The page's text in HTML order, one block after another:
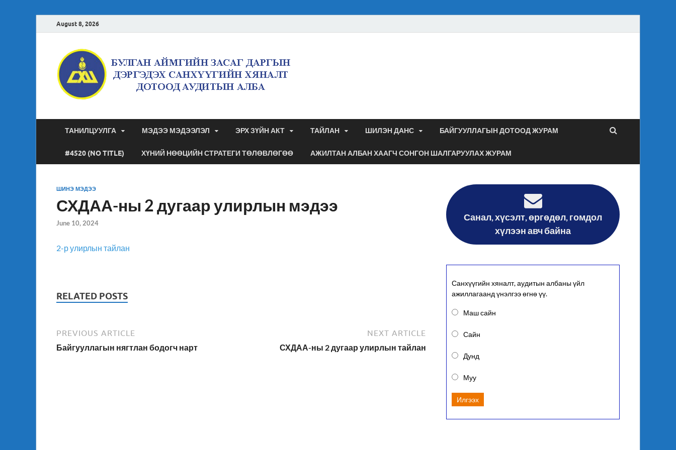
August 8, 2026
аудитын алба
ТАНИЛЦУУЛГА МЭДЭЭ МЭДЭЭЛЭЛ ЭРХ ЗҮЙН АКТ ТАЙЛАН ШИЛЭН ДАНС БАЙГУУЛЛАГЫН ДОТООД ЖУРАМ
#4520 (NO TITLE) ХҮНИЙ НӨӨЦИЙН СТРАТЕГИ ТӨЛӨВЛӨГӨӨ АЖИЛТАН АЛБАН ХААГЧ СОНГОН ШАЛГАРУУЛАХ ЖУРАМ
ШИНЭ МЭДЭЭ
СХДАА-ны 2 дугаар улирлын мэдээ
June 10, 2024
2-р улирлын тайлан
RELATED POSTS
PREVIOUS ARTICLE
Байгууллагын нягтлан бодогч нарт
NEXT ARTICLE
СХДАА-ны 2 дугаар улирлын тайлан
Санал, хүсэлт, өргөдөл, гомдол
хүлээн авч байна
Санхүүгийн хяналт, аудитын албаны үйл
ажиллагаанд үнэлгээ өгнө үү.
Маш сайн
Сайн
Дунд
Муу
Илгээх